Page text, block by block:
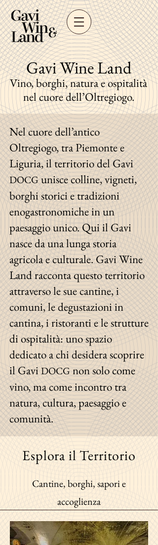
Gavi Wine Land
Vino, borghi, natura e ospitalità
nel cuore dell’Oltregiogo.
Nel cuore dell’antico
Oltregiogo, tra Piemonte e
Liguria, il territorio del Gavi
DOCGunisce colline, vigneti,
borghi storici e tradizioni
enogastronomiche in un
paesaggio unico. Qui il Gavi
nasce da una lunga storia
agricola e culturale. Gavi Wine
Land racconta questo territorio
attraverso le sue cantine, i
comuni, le degustazioni in
cantina, i ristoranti e le strutture
di ospitalità: uno spazio
dedicato a chi desidera scoprire
il GaviDOCG non solo come
vino, ma come incontro tra
natura, cultura, paesaggio e
comunità.
Esplora il Territorio
Cantine, borghi, sapori e
accoglienza